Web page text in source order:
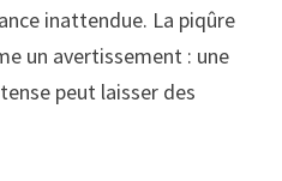
inattendue. La piqûre
un avertissement : une
peut laisser des